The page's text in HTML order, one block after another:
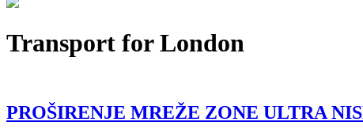
Transport for London
PROŠIRENJE MREŽE ZONE ULTRA